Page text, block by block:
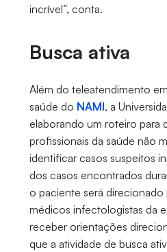
incrível”, conta.
Busca ativa
Além do teleatendimento
saúde do NAMI, a
elaborando um roteiro para
profissionais da saúde não
identificar casos suspeitos
dos casos encontrados
o paciente será
médicos infectologistas da
receber orientações
que a atividade de busca